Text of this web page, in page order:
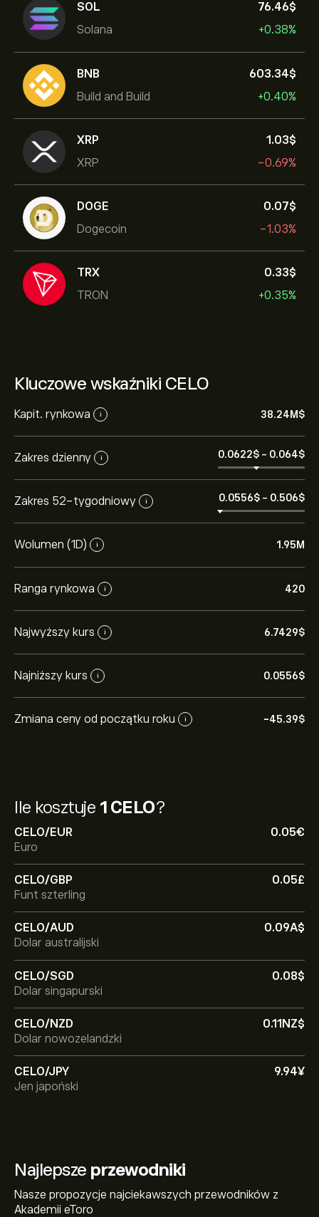
SOL
Solana
76.46‎$‎
+0.38%
BNB
Build and Build
603.34‎$‎
+0.40%
XRP
XRP
1.03‎$‎
-0.69%
DOGE
Dogecoin
0.07‎$‎
-1.03%
TRX
TRON
0.33‎$‎
+0.35%
Ile kosztuje 1 CELO?
CELO/EUR
0.05‎€‎
Euro
CELO/GBP
0.05‎£‎
Funt szterling
CELO/AUD
0.09‎A$‎
Dolar australijski
CELO/SGD
0.08‎$‎
Dolar singapurski
CELO/NZD
0.11‎NZ$‎
Dolar nowozelandzki
CELO/JPY
9.94‎¥‎
Jen japoński
Kluczowe wskaźniki CELO
Kapit. rynkowa i 38.24M‎$‎
Zakres dzienny i 0.0622‎$‎ - 0.064‎$‎
Zakres 52-tygodniowy i 0.0556‎$‎ - 0.506‎$‎
Wolumen (1D) i 1.95M
Ranga rynkowa i 420
Najwyższy kurs i 6.7429‎$‎
Najniższy kurs i 0.0556‎$‎
Zmiana ceny od początku roku i -45.39‎$‎
Najlepsze przewodniki
Nasze propozycje najciekawszych przewodników z
Akademii eToro